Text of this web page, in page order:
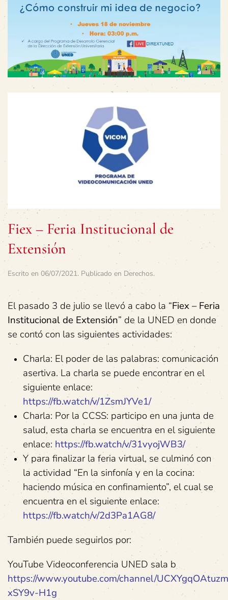
Fiex – Feria Institucional de
Extensión
Escrito en 06/07/2021. Publicado en Derechos.
El pasado 3 de julio se llevó a cabo la “Fiex – Feria
Institucional de Extensión” de la UNED en donde
se contó con las siguientes actividades:
Charla: El poder de las palabras: comunicación
asertiva. La charla se puede encontrar en el
siguiente enlace:
https://fb.watch/v/1ZsmJYVe1/
Charla: Por la CCSS: participo en una junta de
salud, esta charla se encuentra en el siguiente
enlace: https://fb.watch/v/31vyojWB3/
Y para finalizar la feria virtual, se culminó con
la actividad “En la sinfonía y en la cocina:
haciendo música en confinamiento”, el cual se
encuentra en el siguiente enlace:
https://fb.watch/v/2d3Pa1AG8/
También puede seguirlos por:
YouTube Videoconferencia UNED sala b
https://www.youtube.com/channel/
xSY9v-H1g